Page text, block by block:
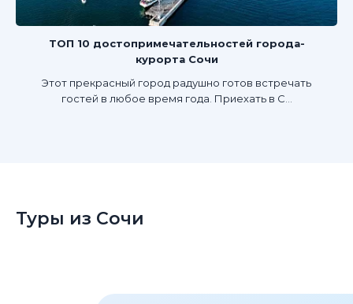
ТОП 10 достопримечательностей города-
курорта Сочи
Этот прекрасный город радушно готов встречать
гостей в любое время года. Приехать в С...
Туры из Сочи